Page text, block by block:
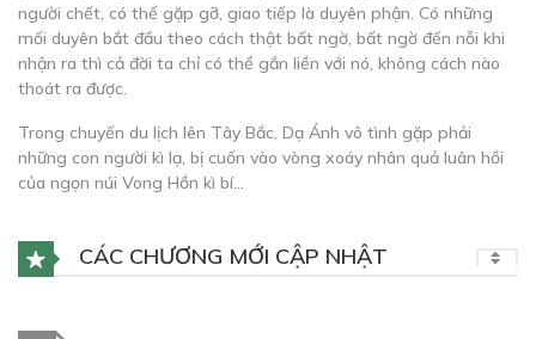
người chết, có thể gặp gỡ, giao tiếp là duyên phận. Có những
mối duyên bắt đầu theo cách thật bất ngờ, bất ngờ đến nỗi khi
nhận ra thì cả đời ta chỉ có thể gắn liền với nó, không cách nào
thoát ra được.
Trong chuyến du lịch lên Tây Bắc, Dạ Ánh vô tình gặp phải
những con người kì lạ, bị cuốn vào vòng xoáy nhân quả luân hồi
của ngọn núi Vong Hồn kì bí…
CÁC CHƯƠNG MỚI CẬP NHẬT